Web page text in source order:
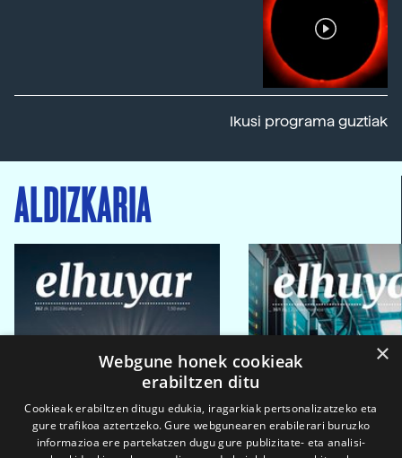
Ikusi programa guztiak
ALDIZKARIA
×
Webgune honek cookieak
erabiltzen ditu
Cookieak erabiltzen ditugu edukia, iragarkiak pertsonalizatzeko eta
gure trafikoa aztertzeko. Gure webgunearen erabilerari buruzko
informazioa ere partekatzen dugu gure publizitate- eta analisi-